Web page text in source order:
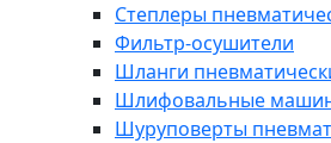
Степлеры
Фильтр-осушители
Шланги
Шлифовальные
Шуруповерты